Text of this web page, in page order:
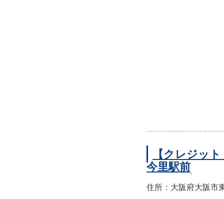
【クレジッ
今里駅前
住所：大阪府大阪市